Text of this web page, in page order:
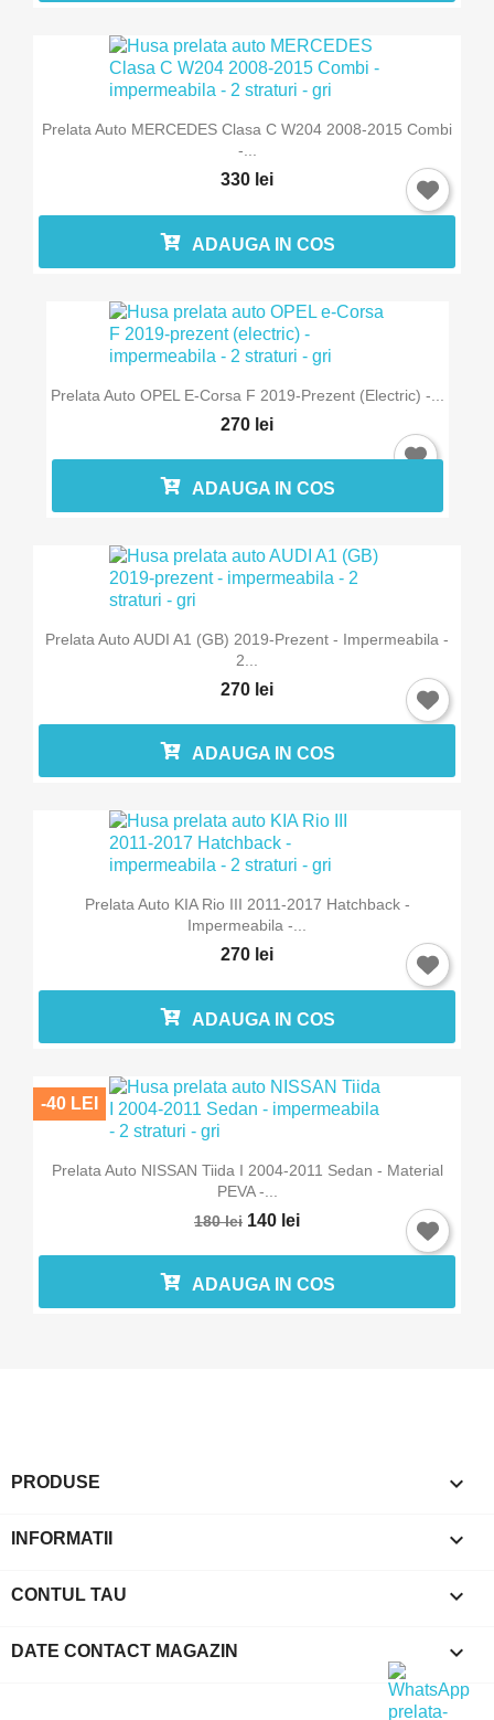
Prelata Auto MERCEDES Clasa C W204 2008-2015 Combi
-...
330 lei
ADAUGA IN COS
Prelata Auto OPEL E-Corsa F 2019-Prezent (electric) -...
270 lei
ADAUGA IN COS
Prelata Auto AUDI A1 (GB) 2019-Prezent - Impermeabila -
2...
270 lei
ADAUGA IN COS
Prelata Auto KIA Rio III 2011-2017 Hatchback -
Impermeabila -...
270 lei
ADAUGA IN COS
Prelata Auto NISSAN Tiida I 2004-2011 Sedan - Material
PEVA -...
180 lei 140 lei
-40 LEI
ADAUGA IN COS
PRODUSE 
INFORMATII 
CONTUL TAU 
DATE CONTACT MAGAZIN keyboard_arrow_down